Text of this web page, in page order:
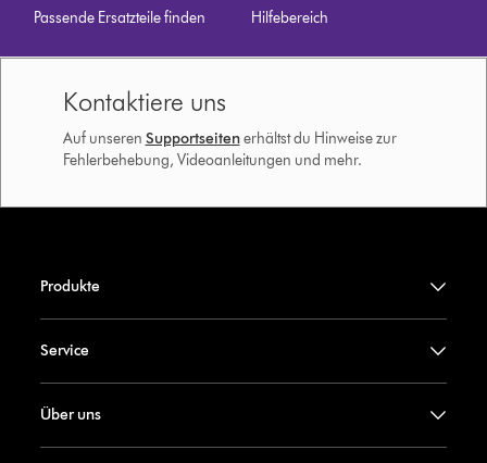
Passende Ersatzteile finden Hilfebereich
Kontaktiere uns
Auf unseren Supportseiten erhältst du Hinweise zur
Fehlerbehebung, Videoanleitungen und mehr.
Produkte
Service
Über uns